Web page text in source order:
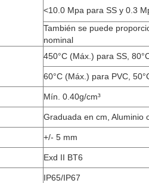
<10.0 Mpa para SS y 0.3
También se puede
nominal
450°C (Máx.) para SS,
60°C (Máx.) para PVC,
Mín. 0.40g/cm³
Graduada en cm, Aluminio
+/- 5 mm
Exd II BT6
IP65/IP67